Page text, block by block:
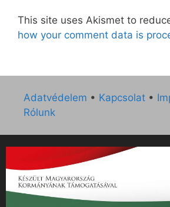
This site uses Akismet to
how your comment data is
Adatvédelem • Kapcsolat •
Rólunk